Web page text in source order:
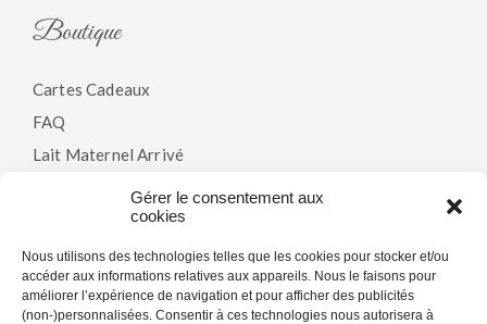
Gérer le consentement aux
cookies
Nous utilisons des technologies telles que les cookies pour stocker et/ou
accéder aux informations relatives aux appareils. Nous le faisons pour
améliorer l’expérience de navigation et pour afficher des publicités
(non-)personnalisées. Consentir à ces technologies nous autorisera à
Boutique
Cartes Cadeaux
FAQ
Lait Maternel Arrivé
Modalités & Conditions